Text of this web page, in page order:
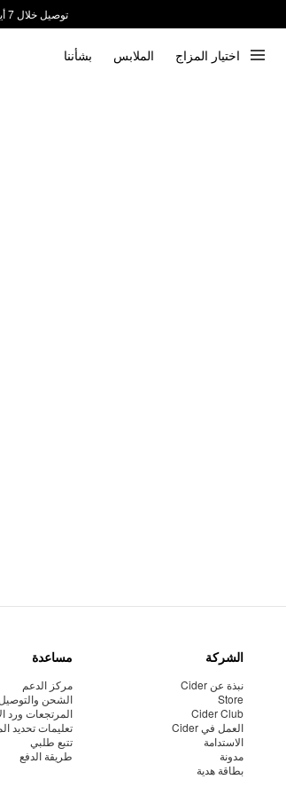
توصيل خلال 7 أيام إلى جميع دول الخليج
اختيار المزاج الملابس بشأننا
الشركة
نبذة عن Cider
Store
Cider Club
العمل في Cider
الاستدامة
مدونة
بطاقة هدية
مساعدة
مركز الدعم
الشحن والتوصيل
المرتجعات ورد
تعليمات تحديد
تتبع طلبي
طريقة الدفع